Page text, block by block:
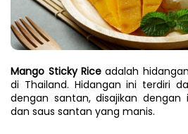
Mango Sticky Rice adalah
di Thailand. Hidangan ini terdiri
dengan santan, disajikan
dan saus santan yang manis.